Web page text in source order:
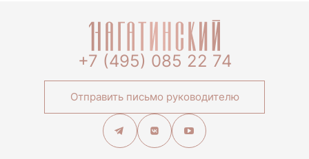
+7 (495) 085 22 74
Отправить письмо руководителю